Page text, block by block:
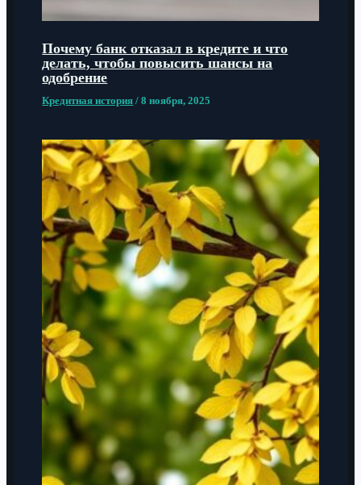
Почему банк отказал в кредите и что
делать, чтобы повысить шансы на
одобрение
Кредитная история /8 ноября, 2025